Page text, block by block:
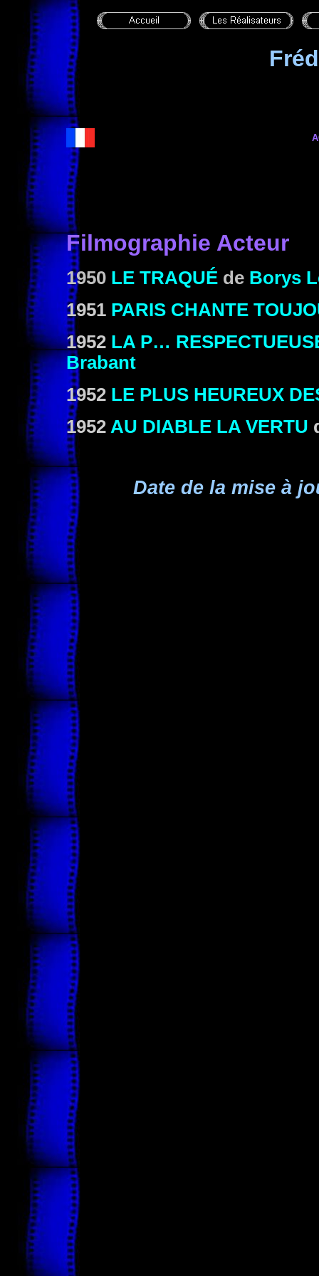
Filmographie Acteur
1950 LE TRAQUÉ de Borys
1951 PARIS CHANTE
1952 LA P…
Brabant
1952 LE PLUS HEUREUX
1952 AU DIABLE LA VERTU
Date de la mise à